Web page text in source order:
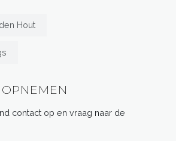
Hout
contact op en vraag naar de